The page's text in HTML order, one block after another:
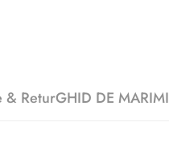
& ReturGHID DE MARIMI